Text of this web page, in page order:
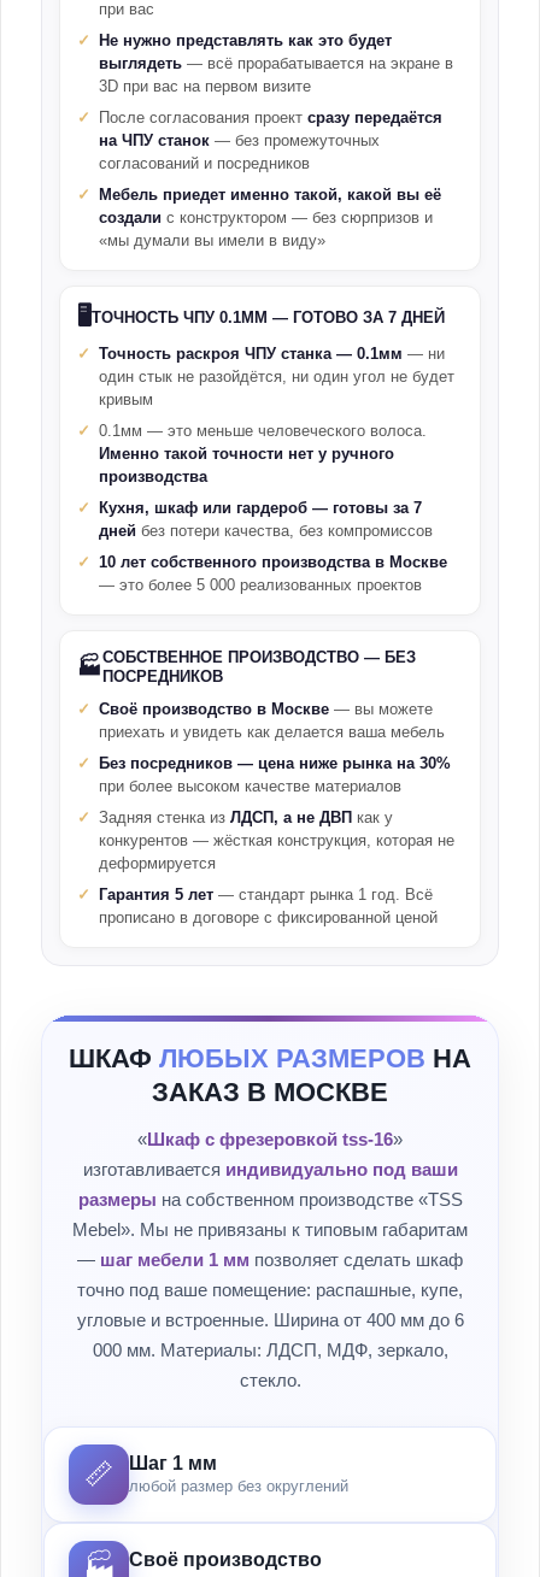
при вас
Не нужно представлять как это будет
выглядеть — всё прорабатывается на экране в
3D при вас на первом визите
После согласования проект сразу передаётся
на ЧПУ станок — без промежуточных
согласований и посредников
Мебель приедет именно такой, какой вы её
создали с конструктором — без сюрпризов и
«мы думали вы имели в виду»
🖥️ ТОЧНОСТЬ ЧПУ 0.1ММ — ГОТОВО ЗА 7 ДНЕЙ
Точность раскроя ЧПУ станка — 0.1мм — ни
один стык не разойдётся, ни один угол не будет
кривым
0.1мм — это меньше человеческого волоса.
Именно такой точности нет у ручного
производства
Кухня, шкаф или гардероб — готовы за 7
дней без потери качества, без компромиссов
10 лет собственного производства в Москве
— это более 5 000 реализованных проектов
🏭СОБСТВЕННОЕ ПРОИЗВОДСТВО — БЕЗ
ПОСРЕДНИКОВ
Своё производство в Москве — вы можете
приехать и увидеть как делается ваша мебель
Без посредников — цена ниже рынка на 30%
при более высоком качестве материалов
Задняя стенка из ЛДСП, а не ДВП как у
конкурентов — жёсткая конструкция, которая не
деформируется
Гарантия 5 лет — стандарт рынка 1 год. Всё
прописано в договоре с фиксированной ценой
ШКАФ ЛЮБЫХ РАЗМЕРОВ НА
ЗАКАЗ В МОСКВЕ
«Шкаф с фрезеровкой tss-16»
изготавливается индивидуально под ваши
размеры на собственном производстве «TSS
Mebel». Мы не привязаны к типовым габаритам
— шаг мебели 1 мм позволяет сделать шкаф
точно под ваше помещение: распашные, купе,
угловые и встроенные. Ширина от 400 мм до 6
000 мм. Материалы: ЛДСП, МДФ, зеркало,
стекло.
📏 Шаг 1 мм
любой размер без округлений
🏭 Своё производство